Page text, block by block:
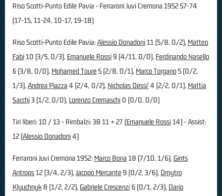
Riso Scotti-Punto Edile Pavia - Ferraroni Juvi Cremona 1952 57-74
(17-15, 11-24, 10-17, 19-18)
Riso Scotti-Punto Edile Pavia:Alessio Donadoni11 (5/8, 0/2), Matteo
Fabi10 (3/5, 0/3), Emanuele Rossi9 (4/11, 0/0), Ferdinando Nasello
6 (3/8, 0/0), Mohamed Toure5 (2/8, 0/1), Marco Torgano5 (0/2,
1/3), Andrea Piazza 4 (2/4, 0/2), Nicholas Dessi'4 (2/2, 0/1), Mattia
Sacchi3 (1/2, 0/0), Lorenzo Cremaschi 0 (0/0, 0/0)
Tiri liberi: 10 / 13 - Rimbalzi: 38 11 + 27 (Emanuele Rossi14) - Assist:
12 (Alessio Donadoni4)
Ferraroni Juvi Cremona 1952: Marco Bona 18 (7/10, 1/6), Gints
Antrops12 (3/4, 2/3), Jacopo Mercante9 (0/2, 3/6), Dmytro
Klyuchnyk 8 (1/2, 2/2), Gabriele Crescenzi 6 (0/1, 2/3), Dario